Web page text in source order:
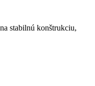
stabilnú konštrukciu,